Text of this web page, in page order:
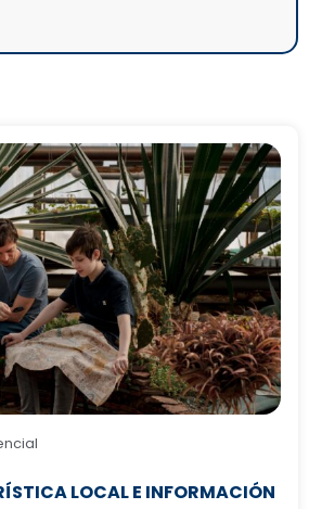
LOCAL E INFORMACIÓN